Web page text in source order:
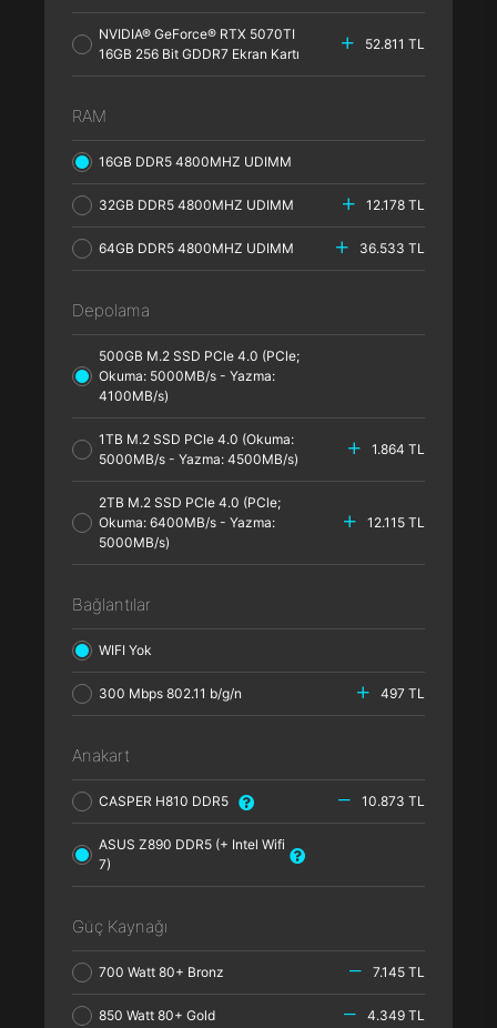
NVIDIA® GeForce® RTX 5070TI
16GB 256 Bit GDDR7 Ekran Kartı
52.811 TL
RAM
16GB DDR5 4800MHZ UDIMM
32GB DDR5 4800MHZ UDIMM 12.178 TL
64GB DDR5 4800MHZ UDIMM 36.533 TL
Depolama
500GB M.2 SSD PCle 4.0 (PCle;
Okuma: 5000MB/s - Yazma:
4100MB/s)
1TB M.2 SSD PCle 4.0 (Okuma:
5000MB/s - Yazma: 4500MB/s)
1.864 TL
2TB M.2 SSD PCle 4.0 (PCle;
Okuma: 6400MB/s - Yazma:
5000MB/s)
12.115 TL
Bağlantılar
WIFI Yok
300 Mbps 802.11 b/g/n 497 TL
Anakart
CASPER H810 DDR5 10.873 TL
ASUS Z890 DDR5 (+ Intel Wifi
7)
Güç Kaynağı
700 Watt 80+ Bronz 7.145 TL
850 Watt 80+ Gold 4.349 TL